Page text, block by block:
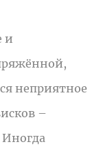
и
неприятное
–